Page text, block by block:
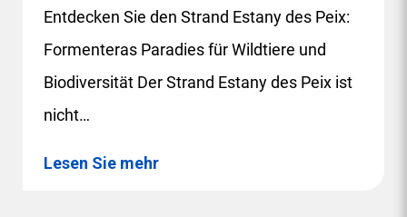
Entdecken Sie den Strand Estany des Peix:
Formenteras Paradies für Wildtiere und
Biodiversität Der Strand Estany des Peix ist
nicht…
Lesen Sie mehr